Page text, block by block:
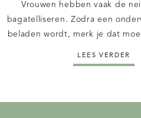
Vrouwen hebben vaak de
bagatelliseren. Zodra een
beladen wordt, merk je dat
onbewust), dat de andere partij,
LEES VERDER